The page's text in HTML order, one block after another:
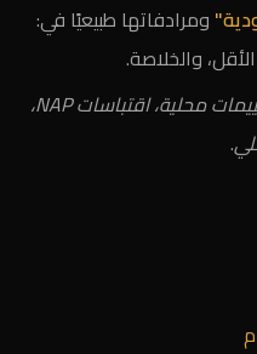
ومرادفاتها طبيعيًا في:
خرائط جوجل، تقييمات محلية، اقتباسات NAP،
.